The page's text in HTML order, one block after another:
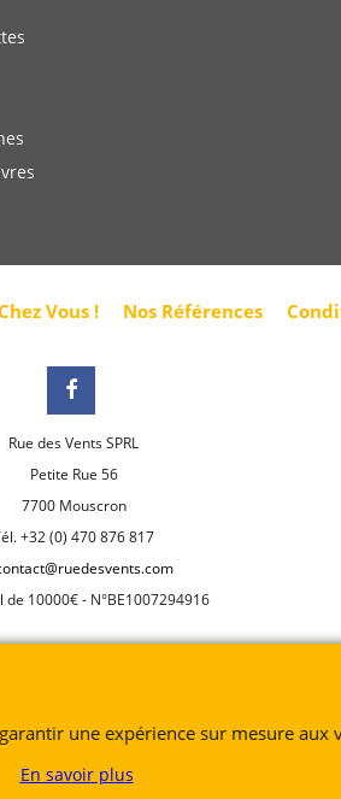
Vous ! Nos Références
Rue des Vents SPRL
Petite Rue 56
7700 Mouscron
+32 (0) 470 876 817
de 10000€ - N°BE1007294916
une expérience sur mesure aux
En savoir plus